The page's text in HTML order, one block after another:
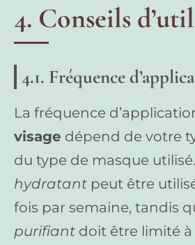
4. Conseils
4.1. Fréquence
La fréquence
visage dépend de votre
du type de masque
hydratant peut être
fois par semaine, tandis
purifiant doit être limité